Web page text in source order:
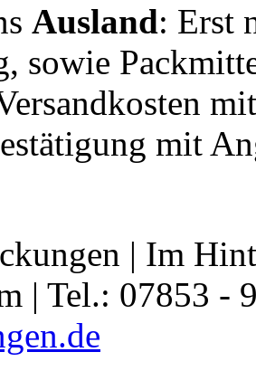
Ausland: Erst
sowie
mit
| Im
| Tel.: 07853 -